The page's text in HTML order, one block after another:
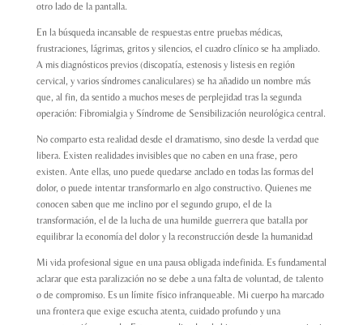
otro lado de la pantalla.
En la búsqueda incansable de respuestas entre pruebas médicas,
frustraciones, lágrimas, gritos y silencios, el cuadro clínico se ha ampliado.
A mis diagnósticos previos (discopatía, estenosis y listesis en región
cervical, y varios síndromes canaliculares) se ha añadido un nombre más
que, al fin, da sentido a muchos meses de perplejidad tras la segunda
operación: Fibromialgia y Síndrome de Sensibilización neurológica central.
No comparto esta realidad desde el dramatismo, sino desde la verdad que
libera. Existen realidades invisibles que no caben en una frase, pero
existen. Ante ellas, uno puede quedarse anclado en todas las formas del
dolor, o puede intentar transformarlo en algo constructivo. Quienes me
conocen saben que me inclino por el segundo grupo, el de la
transformación, el de la lucha de una humilde guerrera que batalla por
equilibrar la economía del dolor y la reconstrucción desde la humanidad
Mi vida profesional sigue en una pausa obligada indefinida. Es fundamental
aclarar que esta paralización no se debe a una falta de voluntad, de talento
o de compromiso. Es un límite físico infranqueable. Mi cuerpo ha marcado
una frontera que exige escucha atenta, cuidado profundo y una